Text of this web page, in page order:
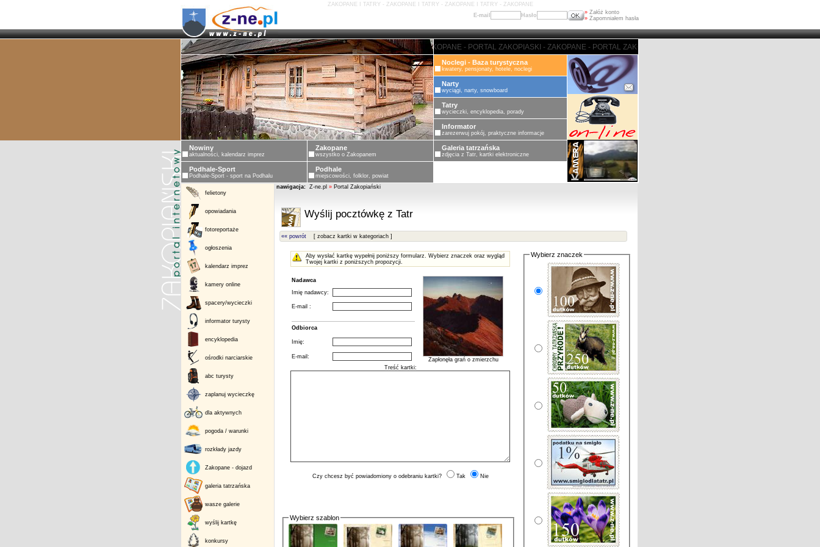
ZAKOPANE I TATRY - ZAKOPANE I TATRY - ZAKOPANE I TATRY - ZAKOPANE
E-mail
Hasło » Załóż konto
» Zapomniałem hasła
ZAKOPANE - PORTAL ZAKOPIASKI - ZAKOPANE - PORTAL ZAKOPIASKI - ZAKOPANE - PORTAL ZAKOPIASKI -
Noclegi - Baza turystyczna
kwatery, pensjonaty, hotele, noclegi
Narty
wyciągi, narty, snowboard
Tatry
wycieczki, encyklopedia, porady
Informator
zarezerwuj pokój, praktyczne informacje
Nowiny
aktualności, kalendarz imprez
Zakopane
wszystko o Zakopanem
Galeria tatrzańska
zdjęcia z Tatr, kartki elektroniczne
Podhale-Sport
Podhale-Sport - sport na Podhalu
Podhale
miejscowości, folklor, powiat
felietony
opowiadania
fotoreportaże
ogłoszenia
kalendarz imprez
kamery online
spacery/wycieczki
informator turysty
encyklopedia
ośrodki narciarskie
abc turysty
zaplanuj wycieczkę
dla aktywnych
pogoda / warunki
rozkłady jazdy
Zakopane - dojazd
galeria tatrzańska
wasze galerie
wyślij kartkę
konkursy
nawigacja: Z-ne.pl » Portal Zakopiański
Wyślij pocztówkę z Tatr
«« powrót [ zobacz kartki w kategoriach ]
Aby wysłać kartkę wypełnij poniższy formularz. Wybierz znaczek oraz wygląd
Twojej kartki z poniższych propozycji.
Nadawca
Zapłonęła grań o zmierzchu
Imię nadawcy:
E-mail :
Odbiorca
Imię:
E-mail:
Treść kartki:
Czy chcesz być powiadomiony o odebraniu kartki? Tak Nie
Wybierz znaczek
Wybierz szablon